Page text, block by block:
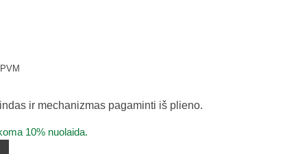
ir mechanizmas pagaminti iš plieno.
10% nuolaida.